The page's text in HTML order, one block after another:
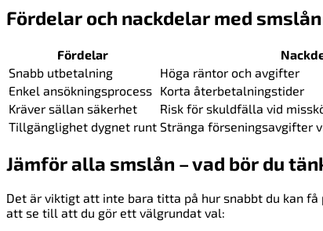
Fördelar och nackdelar med smslån
Fördelar
Snabb utbetalning
Höga räntor och avgifter
Enkel ansökningsprocess Korta återbetalningstider
Kräver sällan säkerhet
Risk för skuldfälla vid
Tillgänglighet dygnet runt Stränga förseningsavgifter
Jämför alla smslån – vad bör du
Det är viktigt att inte bara titta på hur snabbt du kan
att se till att du gör ett välgrundat val: